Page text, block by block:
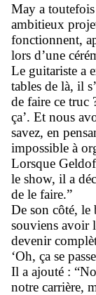
May a
ambitieux
fonctionnent,
lors d’une
Le guitariste a
tables de là, il
de faire ce truc
ça’. Et nous
savez, en
impossible à
Lorsque
le show, il a
de le faire.”
De son côté, le
souviens avoir
devenir
‘Oh, ça se
Il a ajouté :
notre carrière,